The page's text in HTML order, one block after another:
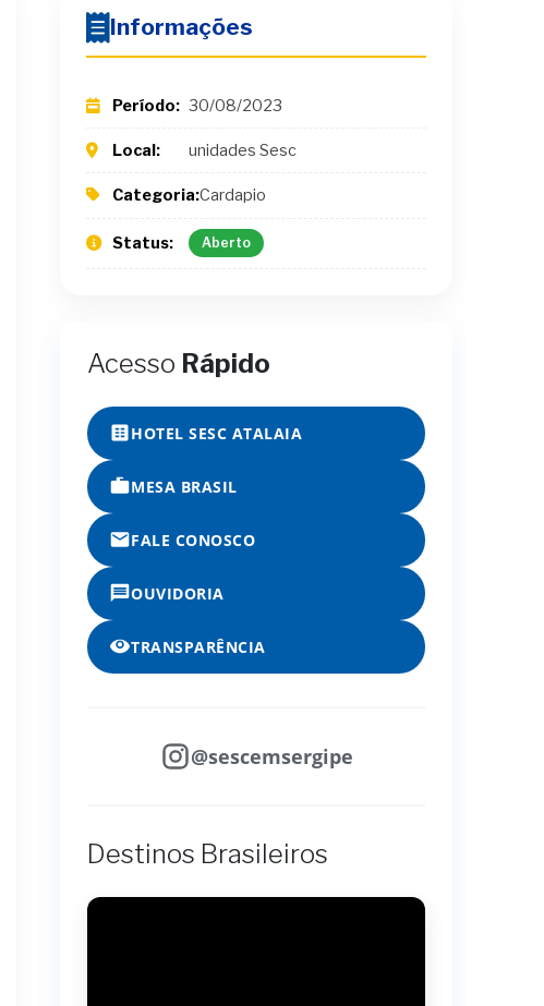
Informações
Período: 30/08/2023
Local: unidades Sesc
Categoria:Cardapio
Status: Aberto
Acesso Rápido
HOTEL SESC ATALAIA
MESA BRASIL
FALE CONOSCO
OUVIDORIA
TRANSPARÊNCIA
@sescemsergipe
Destinos Brasileiros